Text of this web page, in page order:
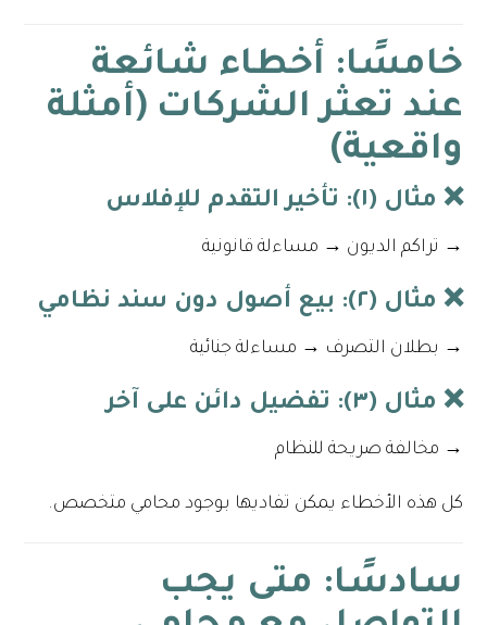
خامسًا: أخطاء شائعة
عند تعثر الشركات (أمثلة
واقعية)
❌ مثال (١): تأخير التقدم للإفلاس
→ تراكم الديون → مساءلة قانونية
❌ مثال (٢): بيع أصول دون سند نظامي
→ بطلان التصرف → مساءلة جنائية
❌ مثال (٣): تفضيل دائن على آخر
→ مخالفة صريحة للنظام
كل هذه الأخطاء يمكن تفاديها بوجود محامي متخصص.
سادسًا: متى يجب